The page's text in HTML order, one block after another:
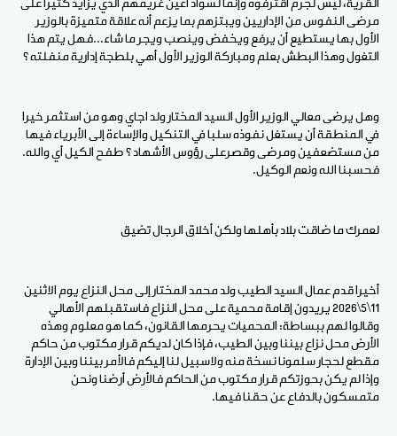
القرية، ليس لجرم اقترفوه وإنما لسواد أعين غريمهم الذي يزايد كثيرا على
مرضى النفوس من الإداريين ويبتزهم بما يزعم أنه علاقة متميزة بالوزير
الأول بها يستطيع أن يرفع ويخفض وينصب ويجر ما شاء...فهل يتم هذا
التغول وهذا البطش بعلم ومباركة الوزير الأول أهي بلطجة إدارية منفلته ؟
وهل يرضى معالي الوزير الأول السيد المختار ولد اجاي وهو من استثمر خيرا
في المنطقة أن يستغل نفوذه سلبا في التنكيل والإساءة إلى الأبرياء فيها
من مستضعفين ومرضى وقصرعلى رؤوس الأشهاد ؟ طفح الكيل أي والله.
فحسبنا الله ونعم الوكيل.
لعمرك ما ضاقت بلاد بأهلها ولكن أخلاق الرجال تضيق
أخيرا قدم عمال السيد الطيب ولد محمد المختار إلى محل النزاع يوم الاثنين
11\5\2026 يريدون إقامة محمية على محل النزاع فاستقبلهم الأهالي
وقالوا لهم ببساطة: المحميات يحرمها القانون، كما هو معلوم وهذه
الأرض محل نزاع بيننا وبين الطيب، فإذا كان لديكم قرار مكتوب من حاكم
مقطع لحجار سلمونا نسخة منه ولاسبيل لنا إليكم فالأمر بيننا وبين الإدارة
وإذا لم يكن بحوزتكم قرار مكتوب من الحاكم فالأرض أرضنا ونحن
متمسكون بالدفاع عن حقنا فيها.